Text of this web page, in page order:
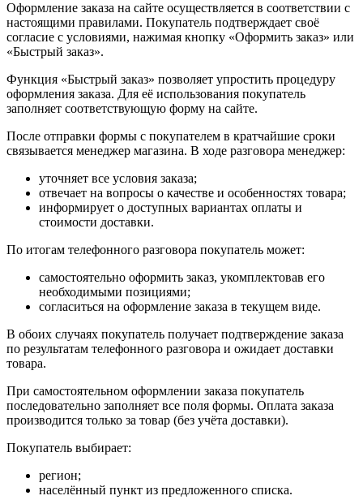
Оформление заказа на сайте осуществляется в соответствии с
настоящими правилами. Покупатель подтверждает своё
согласие с условиями, нажимая кнопку «Оформить заказ» или
«Быстрый заказ».
Функция «Быстрый заказ» позволяет упростить процедуру
оформления заказа. Для её использования покупатель
заполняет соответствующую форму на сайте.
После отправки формы с покупателем в кратчайшие сроки
связывается менеджер магазина. В ходе разговора менеджер:
уточняет все условия заказа;
отвечает на вопросы о качестве и особенностях товара;
информирует о доступных вариантах оплаты и
стоимости доставки.
По итогам телефонного разговора покупатель может:
самостоятельно оформить заказ, укомплектовав его
необходимыми позициями;
согласиться на оформление заказа в текущем виде.
В обоих случаях покупатель получает подтверждение заказа
по результатам телефонного разговора и ожидает доставки
товара.
При самостоятельном оформлении заказа покупатель
последовательно заполняет все поля формы. Оплата заказа
производится только за товар (без учёта доставки).
Покупатель выбирает:
регион;
населённый пункт из предложенного списка.